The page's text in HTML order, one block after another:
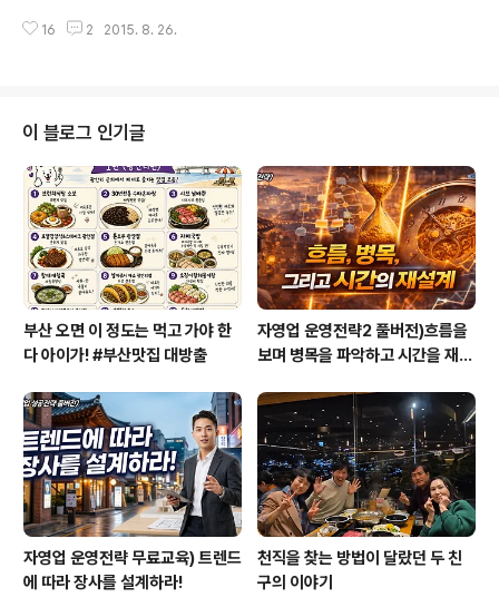
업무에 대한 회의감으로 퇴사를 고민하고 있기 때문입니다. 환경공학을 전공했
을 깨달았습니다. 또한, 잦은 공무원 접대 및 술자리와 무조건적인 주말출근과
욕설 사무실 흡연 등의 회사 분위기는 제 가치관에 큰 혼란을 줄 정도였습니다.
이런 고민을 주변지인들에게 ..
16 2 2015. 8. 26.
이 블로그 인기글
부산 오면 이 정도는 먹고 가야 한
다 아이가! #부산맛집 대방출
자영업 운영전략2 풀버전)흐름을
보며 병목을 파악하고 시간을 재설
자영업 운영전략 무료교육) 트렌드
에 따라 장사를 설계하라!
천직을 찾는 방법이 달랐던 두 친
구의 이야기